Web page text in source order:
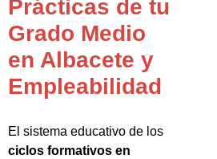
Prácticas de tu
Grado Medio
en Albacete y
Empleabilidad
El sistema educativo de los
ciclos formativos en